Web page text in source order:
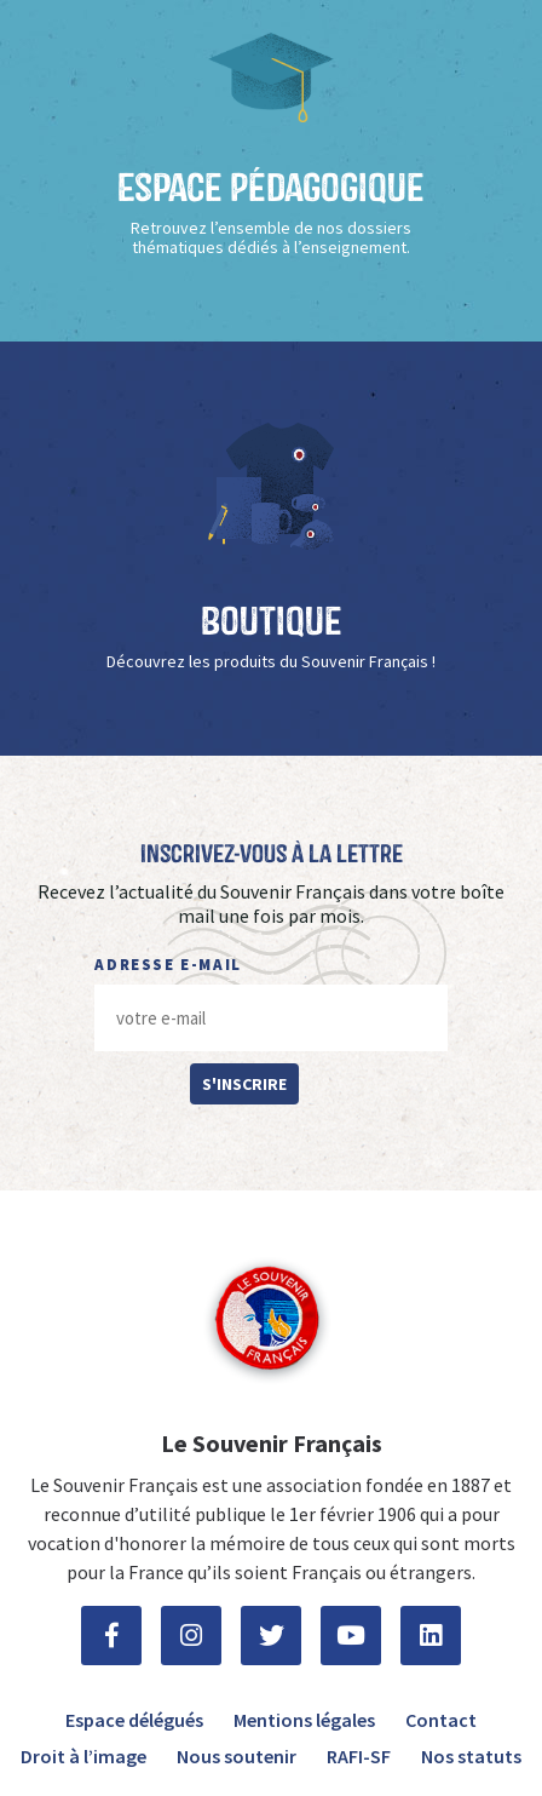
Espace Pédagogique
Retrouvez l’ensemble de nos dossiers
thématiques dédiés à l’enseignement.
Boutique
Découvrez les produits du Souvenir Français !
Inscrivez-vous à La Lettre
Recevez l’actualité du Souvenir Français dans votre boîte
mail une fois par mois.
ADRESSE E-MAIL
S'INSCRIRE
Le Souvenir Français
Le Souvenir Français est une association fondée en 1887 et
reconnue d’utilité publique le 1er février 1906 qui a pour
vocation d'honorer la mémoire de tous ceux qui sont morts
pour la France qu’ils soient Français ou étrangers.
Espace délégués Mentions légales
Contact
Droit à l’image
Nous soutenir RAFI-SF Nos statuts